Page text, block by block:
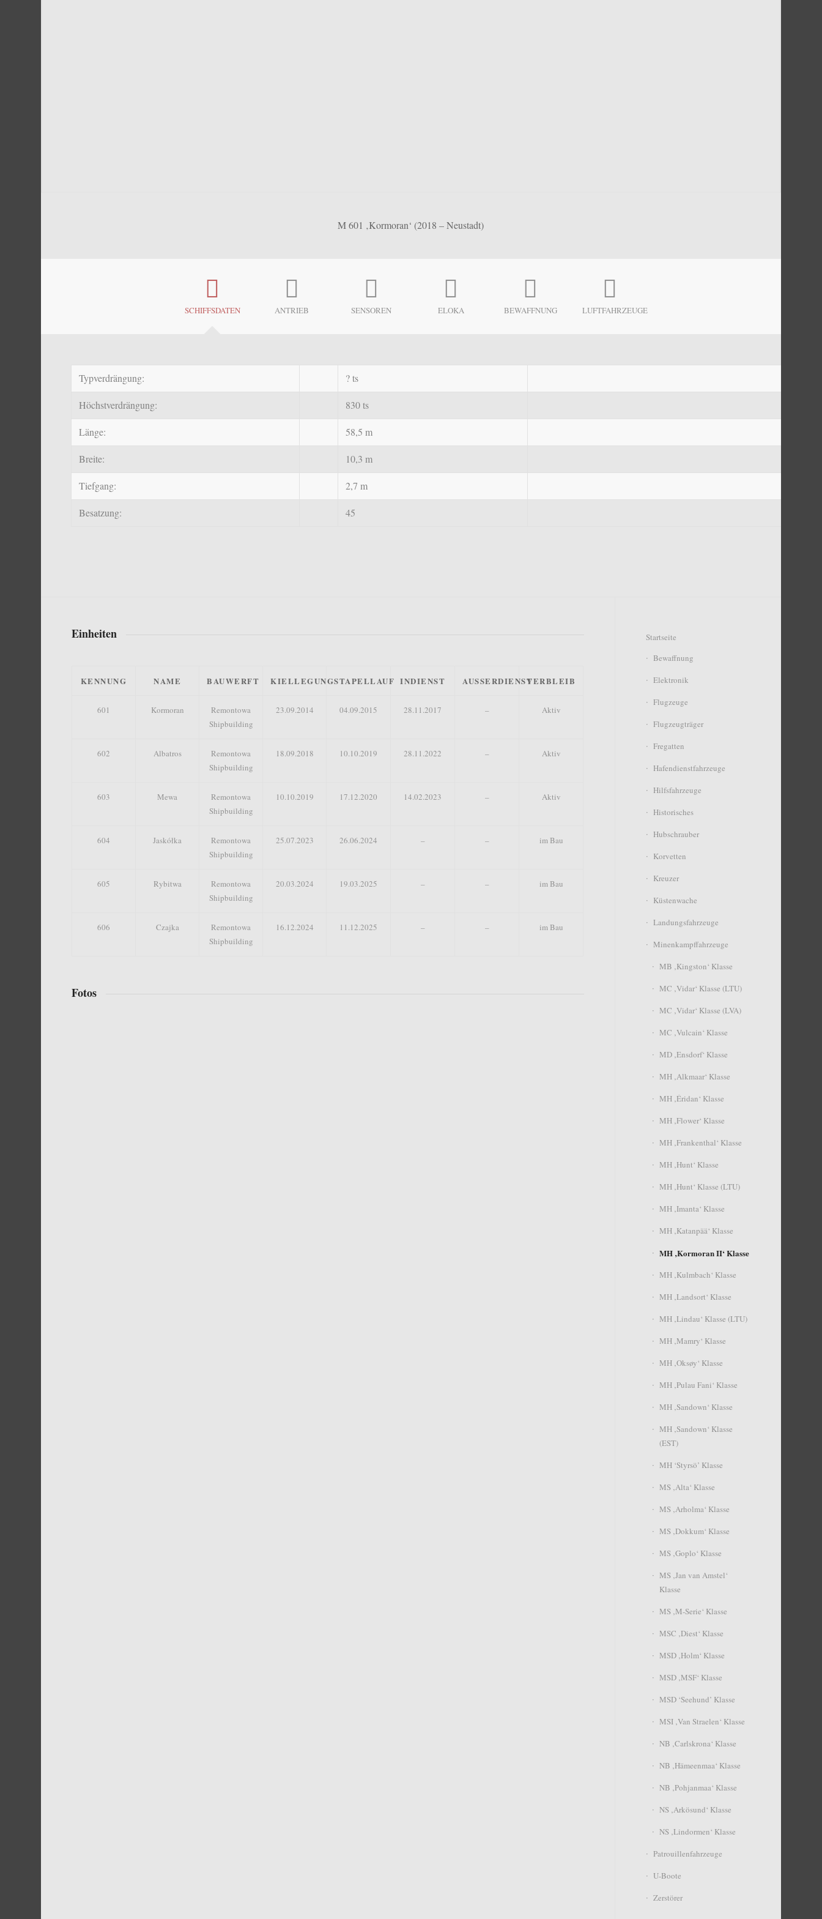
M 601 ‚Kormoran‘ (2018 – Neustadt)
SCHIFFSDATEN ANTRIEB SENSOREN ELOKA BEWAFFNUNG LUFTFAHRZEUGE
Typverdrängung: ? ts
Höchstverdrängung: 830 ts
Länge: 58,5 m
Breite: 10,3 m
Tiefgang: 2,7 m
Besatzung: 45
Einheiten
KENNUNG NAME BAUWERFT KIELLEGUNGSTAPELLAUF INDIENST AUSSERDIENSTVERBLEIB
601 Kormoran
Remontowa
Shipbuilding
23.09.2014 04.09.2015 28.11.2017 – Aktiv
602 Albatros
Remontowa
Shipbuilding
18.09.2018 10.10.2019 28.11.2022 – Aktiv
603 Mewa
Remontowa
Shipbuilding
10.10.2019 17.12.2020 14.02.2023 – Aktiv
604 Jaskółka
Remontowa
Shipbuilding
25.07.2023 26.06.2024 – – im Bau
605 Rybitwa
Remontowa
Shipbuilding
20.03.2024 19.03.2025 – – im Bau
606 Czajka
Remontowa
Shipbuilding
16.12.2024 11.12.2025 – – im Bau
Fotos
Startseite
Bewaffnung
Elektronik
Flugzeuge
Flugzeugträger
Fregatten
Hafendienstfahrzeuge
Hilfsfahrzeuge
Historisches
Hubschrauber
Korvetten
Kreuzer
Küstenwache
Landungsfahrzeuge
Minenkampffahrzeuge
MB ‚Kingston‘ Klasse
MC ‚Vidar‘ Klasse (LTU)
MC ‚Vidar‘ Klasse (LVA)
MC ‚Vulcain‘ Klasse
MD ‚Ensdorf‘ Klasse
MH ‚Alkmaar‘ Klasse
MH ‚Éridan‘ Klasse
MH ‚Flower‘ Klasse
MH ‚Frankenthal‘ Klasse
MH ‚Hunt‘ Klasse
MH ‚Hunt‘ Klasse (LTU)
MH ‚Imanta‘ Klasse
MH ‚Katanpää‘ Klasse
MH ‚Kormoran II‘ Klasse
MH ‚Kulmbach‘ Klasse
MH ‚Landsort‘ Klasse
MH ‚Lindau‘ Klasse (LTU)
MH ‚Mamry‘ Klasse
MH ‚Oksøy‘ Klasse
MH ‚Pulau Fani‘ Klasse
MH ‚Sandown‘ Klasse
MH ‚Sandown‘ Klasse
(EST)
MH ‘Styrsö’ Klasse
MS ‚Alta‘ Klasse
MS ‚Arholma‘ Klasse
MS ‚Dokkum‘ Klasse
MS ‚Goplo‘ Klasse
MS ‚Jan van Amstel‘
Klasse
MS ‚M-Serie‘ Klasse
MSC ‚Diest‘ Klasse
MSD ‚Holm‘ Klasse
MSD ‚MSF‘ Klasse
MSD ‘Seehund’ Klasse
MSI ‚Van Straelen‘ Klasse
NB ‚Carlskrona‘ Klasse
NB ‚Hämeenmaa‘ Klasse
NB ‚Pohjanmaa‘ Klasse
NS ‚Arkösund‘ Klasse
NS ‚Lindormen‘ Klasse
Patrouillenfahrzeuge
U-Boote
Zerstörer